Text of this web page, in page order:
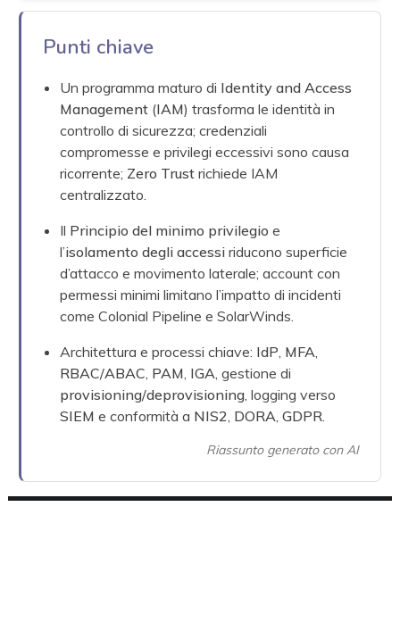
Punti chiave
Un programma maturo di Identity and Access
Management (IAM) trasforma le identità in
controllo di sicurezza; credenziali
compromesse e privilegi eccessivi sono causa
ricorrente; Zero Trust richiede IAM
centralizzato.
Il Principio del minimo privilegio e
l’isolamento degli accessi riducono superficie
d’attacco e movimento laterale; account con
permessi minimi limitano l’impatto di incidenti
come Colonial Pipeline e SolarWinds.
Architettura e processi chiave: IdP, MFA,
RBAC/ABAC, PAM, IGA, gestione di
provisioning/deprovisioning, logging verso
SIEM e conformità a NIS2, DORA,GDPR.
Riassunto generato con AI